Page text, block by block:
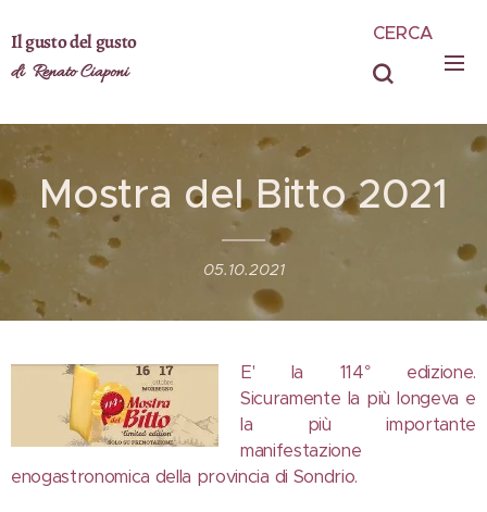
Il gusto del gusto
di Renato Ciaponi
CERCA
Mostra del Bitto 2021
05.10.2021
E' la 114° edizione.
Sicuramente la più longeva e
la più importante
manifestazione
enogastronomica della provincia di Sondrio.